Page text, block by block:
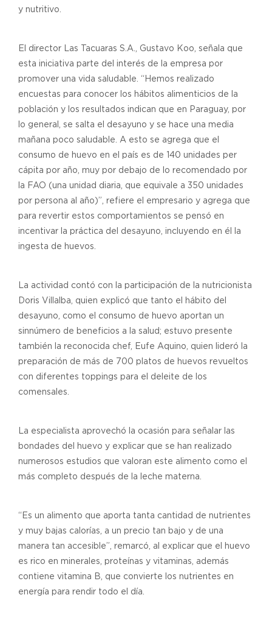
y nutritivo.
El director Las Tacuaras S.A., Gustavo Koo, señala que
esta iniciativa parte del interés de la empresa por
promover una vida saludable. “Hemos realizado
encuestas para conocer los hábitos alimenticios de la
población y los resultados indican que en Paraguay, por
lo general, se salta el desayuno y se hace una media
mañana poco saludable. A esto se agrega que el
consumo de huevo en el país es de 140 unidades per
cápita por año, muy por debajo de lo recomendado por
la FAO (una unidad diaria, que equivale a 350 unidades
por persona al año)”, refiere el empresario y agrega que
para revertir estos comportamientos se pensó en
incentivar la práctica del desayuno, incluyendo en él la
ingesta de huevos.
La actividad contó con la participación de la nutricionista
Doris Villalba, quien explicó que tanto el hábito del
desayuno, como el consumo de huevo aportan un
sinnúmero de beneficios a la salud; estuvo presente
también la reconocida chef, Eufe Aquino, quien lideró la
preparación de más de 700 platos de huevos revueltos
con diferentes toppings para el deleite de los
comensales.
La especialista aprovechó la ocasión para señalar las
bondades del huevo y explicar que se han realizado
numerosos estudios que valoran este alimento como el
más completo después de la leche materna.
“Es un alimento que aporta tanta cantidad de nutrientes
y muy bajas calorías, a un precio tan bajo y de una
manera tan accesible”, remarcó, al explicar que el huevo
es rico en minerales, proteínas y vitaminas, además
contiene vitamina B, que convierte los nutrientes en
energía para rendir todo el día.